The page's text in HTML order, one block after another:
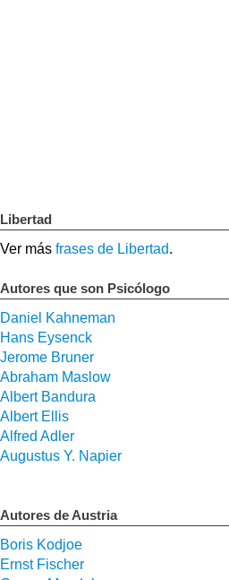
Libertad
Ver más frases de Libertad.
Autores que son Psicólogo
Daniel Kahneman
Hans Eysenck
Jerome Bruner
Abraham Maslow
Albert Bandura
Albert Ellis
Alfred Adler
Augustus Y. Napier
Autores de Austria
Boris Kodjoe
Ernst Fischer